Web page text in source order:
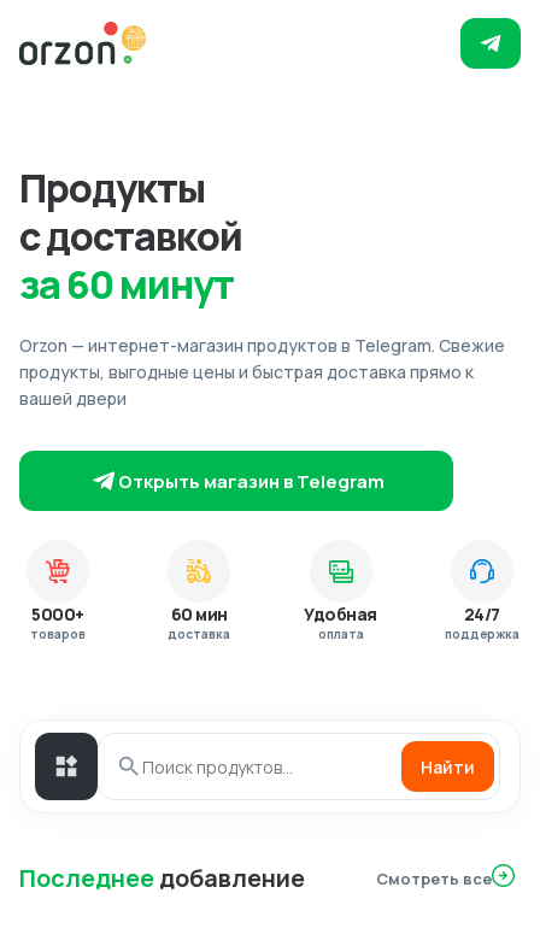
Продукты
с доставкой
за 60 минут
Orzon — интернет-магазин продуктов в Telegram. Свежие
продукты, выгодные цены и быстрая доставка прямо к
вашей двери
Открыть магазин в Telegram
5000+
товаров
60 мин
доставка
Удобная
оплата
24/7
поддержка
Найти
Последнеедобавление Смотреть все